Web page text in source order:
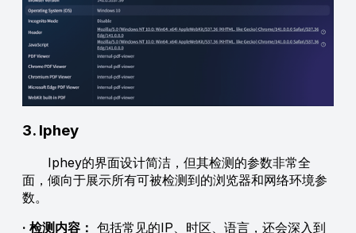
3. Iphey
Iphey的界面设计简洁，但其检测的参数非常全
面，倾向于展示所有可被检测到的浏览器和网络环境参
数。
· 检测内容： 包括常见的IP、时区、语言，还会深入到